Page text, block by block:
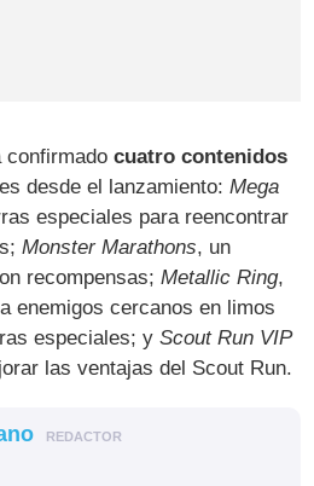
confirmadocuatro contenidos
desde el lanzamiento:Mega
especiales para reencontrar
Monster Marathons, un
recompensas;Metallic Ring,
enemigos cercanos en limos
especiales; yScout Run VIP
las ventajas del Scout Run.
REDACTOR